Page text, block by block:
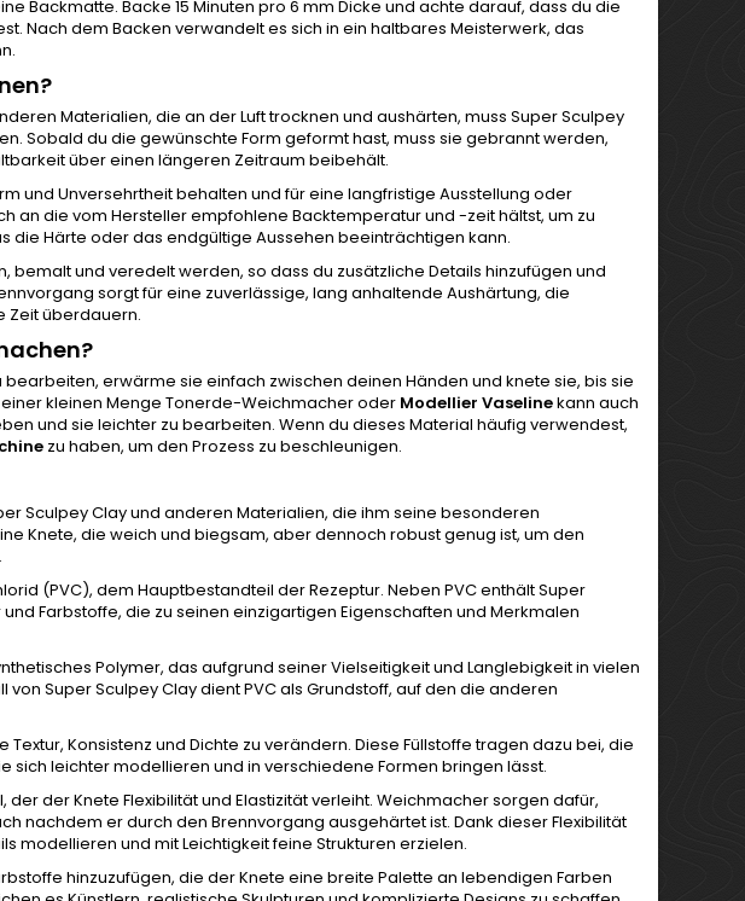
Backmatte. Backe 15 Minuten pro 6 mm Dicke und achte darauf, dass du die
Nach dem Backen verwandelt es sich in ein haltbares Meisterwerk, das
Materialien, die an der Luft trocknen und aushärten, muss Super Sculpey
Sobald du die gewünschte Form geformt hast, muss sie gebrannt werden,
über einen längeren Zeitraum beibehält.
und Unversehrtheit behalten und für eine langfristige Ausstellung oder
an die vom Hersteller empfohlene Backtemperatur und -zeit hältst, um zu
die Härte oder das endgültige Aussehen beeinträchtigen kann.
bemalt und veredelt werden, so dass du zusätzliche Details hinzufügen und
sorgt für eine zuverlässige, lang anhaltende Aushärtung, die
Zeit überdauern.
erwärme sie einfach zwischen deinen Händen und knete sie, bis sie
kleinen Menge Tonerde-Weichmacher oder Modellier Vaselinekann auch
und sie leichter zu bearbeiten. Wenn du dieses Material häufig verwendest,
zu haben, um den Prozess zu beschleunigen.
Sculpey Clay und anderen Materialien, die ihm seine besonderen
Knete, die weich und biegsam, aber dennoch robust genug ist, um den
(PVC), dem Hauptbestandteil der Rezeptur. Neben PVC enthält Super
Farbstoffe, die zu seinen einzigartigen Eigenschaften und Merkmalen
Polymer, das aufgrund seiner Vielseitigkeit und Langlebigkeit in vielen
Super Sculpey Clay dient PVC als Grundstoff, auf den die anderen
Konsistenz und Dichte zu verändern. Diese Füllstoffe tragen dazu bei, die
sich leichter modellieren und in verschiedene Formen bringen lässt.
der Knete Flexibilität und Elastizität verleiht. Weichmacher sorgen dafür,
nachdem er durch den Brennvorgang ausgehärtet ist. Dank dieser Flexibilität
modellieren und mit Leichtigkeit feine Strukturen erzielen.
hinzuzufügen, die der Knete eine breite Palette an lebendigen Farben